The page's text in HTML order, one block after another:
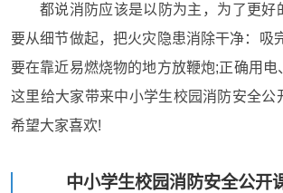
都说消防应该是以防为主，为了更好
要从细节做起，把火灾隐患消除干净：吸
要在靠近易燃烧物的地方放鞭炮;正确用
这里给大家带来中小学生校园消防安全公
希望大家喜欢!
中小学生校园消防安全公开